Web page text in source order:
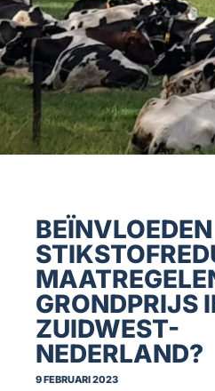
BEÏNVLOEDEN
GRONDPRIJS
ZUIDWEST-
NEDERLAND?
9 FEBRUARI 2023